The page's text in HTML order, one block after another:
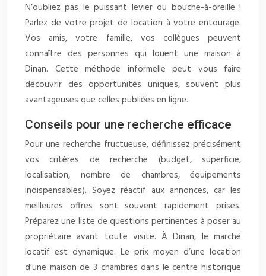
N’oubliez pas le puissant levier du bouche-à-oreille !
Parlez de votre projet de location à votre entourage.
Vos amis, votre famille, vos collègues peuvent
connaître des personnes qui louent une maison à
Dinan. Cette méthode informelle peut vous faire
découvrir des opportunités uniques, souvent plus
avantageuses que celles publiées en ligne.
Conseils pour une recherche efficace
Pour une recherche fructueuse, définissez précisément
vos critères de recherche (budget, superficie,
localisation, nombre de chambres, équipements
indispensables). Soyez réactif aux annonces, car les
meilleures offres sont souvent rapidement prises.
Préparez une liste de questions pertinentes à poser au
propriétaire avant toute visite. À Dinan, le marché
locatif est dynamique. Le prix moyen d’une location
d’une maison de 3 chambres dans le centre historique